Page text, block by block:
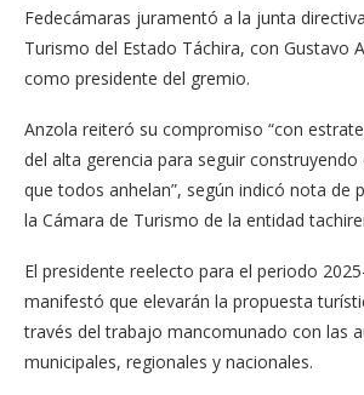
Fedecámaras juramentó a la junta
Turismo del Estado Táchira, con Gustavo
como presidente del gremio.
Anzola reiteró su compromiso “con
del alta gerencia para seguir
que todos anhelan”, según indicó nota de
la Cámara de Turismo de la entidad
El presidente reelecto para el periodo
manifestó que elevarán la propuesta
través del trabajo mancomunado con las
municipales, regionales y nacionales.